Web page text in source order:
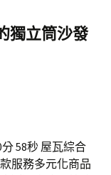
鍵
字:
獨立筒沙發
58秒 屋瓦綜合
服務多元化商品